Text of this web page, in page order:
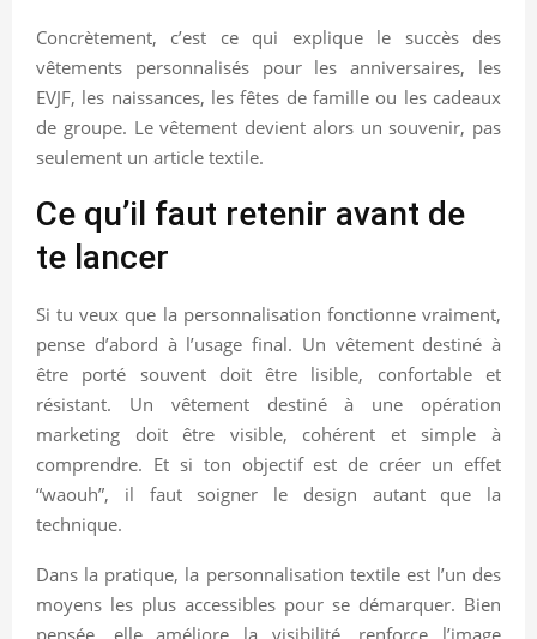
Concrètement, c’est ce qui explique le succès des
vêtements personnalisés pour les anniversaires, les
EVJF, les naissances, les fêtes de famille ou les cadeaux
de groupe. Le vêtement devient alors un souvenir, pas
seulement un article textile.
Ce qu’il faut retenir avant de
te lancer
Si tu veux que la personnalisation fonctionne vraiment,
pense d’abord à l’usage final. Un vêtement destiné à
être porté souvent doit être lisible, confortable et
résistant. Un vêtement destiné à une opération
marketing doit être visible, cohérent et simple à
comprendre. Et si ton objectif est de créer un effet
“waouh”, il faut soigner le design autant que la
technique.
Dans la pratique, la personnalisation textile est l’un des
moyens les plus accessibles pour se démarquer. Bien
pensée, elle améliore la visibilité, renforce l’image